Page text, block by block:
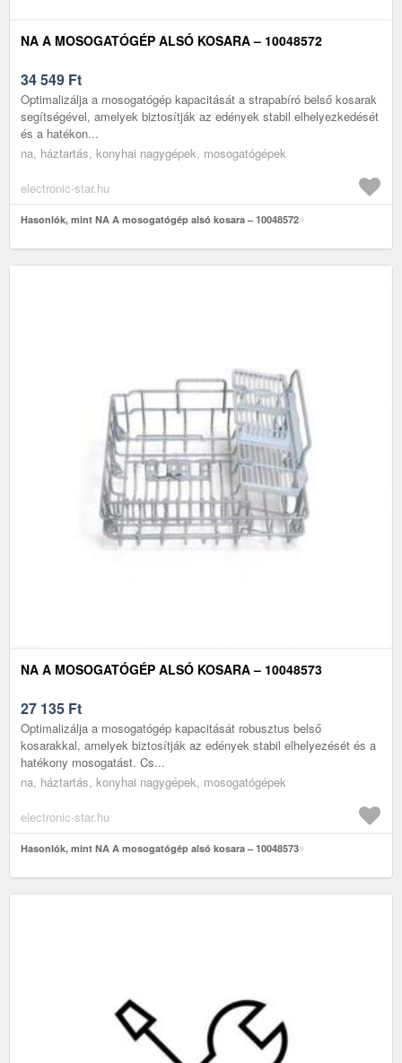
NA A MOSOGATÓGÉP ALSÓ KOSARA – 10048572
34 549 Ft
Optimalizálja a mosogatógép kapacitását a strapabíró belső kosarak
segítségével, amelyek biztosítják az edények stabil elhelyezkedését
és a hatékon...
na, háztartás, konyhai nagygépek, mosogatógépek
electronic-star.hu
Hasonlók, mint NA A mosogatógép alsó kosara – 10048572
NA A MOSOGATÓGÉP ALSÓ KOSARA – 10048573
27 135 Ft
Optimalizálja a mosogatógép kapacitását robusztus belső
kosarakkal, amelyek biztosítják az edények stabil elhelyezését és a
hatékony mosogatást. Cs...
na, háztartás, konyhai nagygépek, mosogatógépek
electronic-star.hu
Hasonlók, mint NA A mosogatógép alsó kosara – 10048573